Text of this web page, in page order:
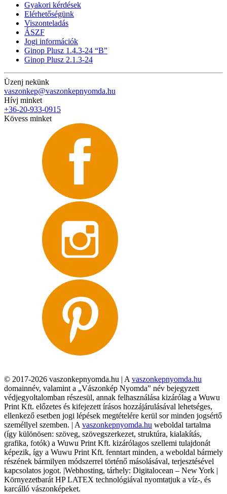
Gyakori kérdések
Elérhetőségünk
Viszonteladás
ÁSZF
Jogi információk
Ginop Plusz 1.4.3-24 “B”
Ginop Plusz 2.1.3-24
Üzenj nekünk
vaszonkep@vaszonkepnyomda.hu
Hívj minket
+36-20-933-0915
Kövess minket
© 2017-2026 vaszonkepnyomda.hu | A vaszonkepnyomda.hu
domainnév, valamint a „Vászonkép Nyomda” név bejegyzett
védjegyoltalomban részesül, annak felhasználása kizárólag a Wuwu
Print Kft. előzetes és kifejezett írásos hozzájárulásával lehetséges,
ellenkező esetben jogi lépések megtételére kerül sor minden jogsértő
személlyel szemben. | A vaszonkepnyomda.hu weboldal tartalma
(így különösen: szöveg, szövegszerkezet, struktúra, kialakítás,
grafika, fotók) a Wuwu Print Kft. kizárólagos szellemi tulajdonát
képezik, így a Wuwu Print Kft. fenntart minden, a weboldal bármely
részének bármilyen módszerrel történő másolásával, terjesztésével
kapcsolatos jogot. |Webhosting, tárhely: Digitalocean – New York |
Környezetbarát HP LATEX technológiával nyomtatjuk a víz-, és
karcálló vászonképeket.